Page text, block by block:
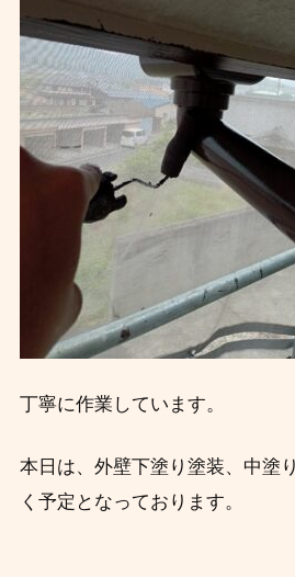
丁寧に作業しています。
本日は、外壁下塗り塗装、中塗
く予定となっております。